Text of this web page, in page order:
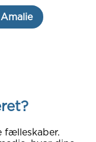
fælleskaber.